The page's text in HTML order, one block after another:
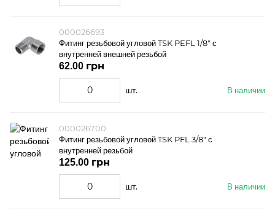
000026693
Фитинг резьбовой угловой TSK PEFL 1/8" с
внутренней внешней резьбой
В наличии
62.00 грн
шт.
000026700
Фитинг резьбовой угловой TSK PFL 3/8" с
внутренней резьбой
В наличии
125.00 грн
шт.